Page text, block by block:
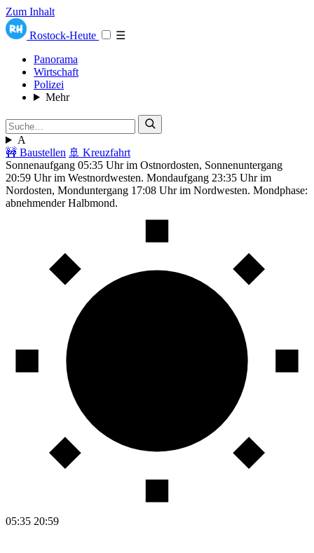
Zum Inhalt
Rostock-Heute
☰
Panorama
Wirtschaft
Polizei
Mehr
A
🚧 Baustellen 🚢 Kreuzfahrt
Sonnenaufgang 05:35 Uhr im Ostnordosten, Sonnenuntergang
20:59 Uhr im Westnordwesten. Mondaufgang 23:35 Uhr im
Nordosten, Monduntergang 17:08 Uhr im Nordwesten. Mondphase:
abnehmender Halbmond.
05:35 20:59